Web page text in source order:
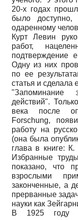
20-х годах
было доступно,
одаренному
Курт Левин
работ,
подтверждение
Одну из них
по ее
статья и сделала
"Запоминание
действий".
века после
Forschung,
работу на
(она была
глава в книге:
Избранные
показано, что
взрослыми
законченные, а
прерванные
науки как
В 1925 году